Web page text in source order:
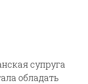
супруга
обладать